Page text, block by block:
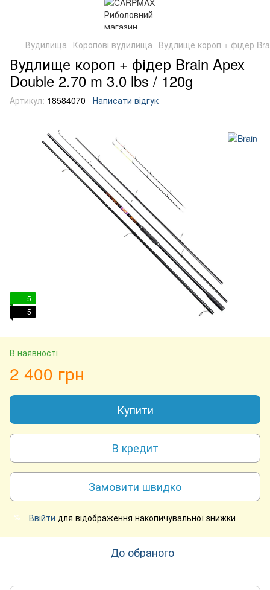
Вудилища Коропові вудилища Вудлище короп + фідер
Вудлище короп + фідер Brain Apex
Double 2.70 m 3.0 lbs / 120g
Артикул: 18584070 Написати відгук
5
5
В наявності
2 400 грн
Купити
В кредит
Замовити швидко
% Ввійти для відображення накопичувальної знижки
До обраного